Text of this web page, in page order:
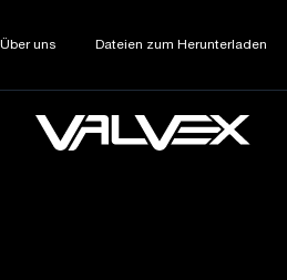
Über uns Dateien zum Herunterladen